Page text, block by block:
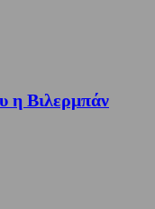
η Βιλερμπάν